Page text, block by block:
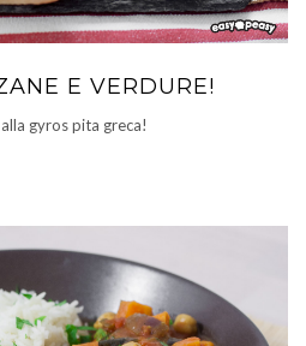
E VERDURE!
gyros pita greca!